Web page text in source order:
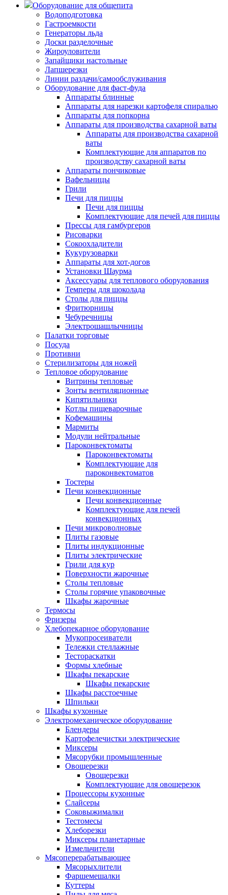
Оборудование для общепита
Водоподготовка
Гастроемкости
Генераторы льда
Доски разделочные
Жироуловители
Запайщики настольные
Лапшерезки
Линии раздачи/самообслуживания
Оборудование для фаст-фуда
Аппараты блинные
Аппараты для нарезки картофеля спиралью
Аппараты для попкорна
Аппараты для производства сахарной ваты
Аппараты для производства сахарной
ваты
Комплектующие для аппаратов по
производству сахарной ваты
Аппараты пончиковые
Вафельницы
Грили
Печи для пиццы
Печи для пиццы
Комплектующие для печей для пиццы
Прессы для гамбургеров
Рисоварки
Сокоохладители
Кукурузоварки
Аппараты для хот-догов
Установки Шаурма
Аксессуары для теплового оборудования
Темперы для шоколада
Столы для пиццы
Фритюрницы
Чебуречницы
Электрошашлычницы
Палатки торговые
Посуда
Противни
Стерилизаторы для ножей
Тепловое оборудование
Витрины тепловые
Зонты вентиляционные
Кипятильники
Котлы пищеварочные
Кофемашины
Мармиты
Модули нейтральные
Пароконвектоматы
Пароконвектоматы
Комплектующие для
пароконвектоматов
Тостеры
Печи конвекционные
Печи конвекционные
Комплектующие для печей
конвекционных
Печи микроволновые
Плиты газовые
Плиты индукционные
Плиты электрические
Грили для кур
Поверхности жарочные
Столы тепловые
Столы горячие упаковочные
Шкафы жарочные
Термосы
Фризеры
Хлебопекарное оборудование
Мукопросеиватели
Тележки стеллажные
Тестораскатки
Формы хлебные
Шкафы пекарские
Шкафы пекарские
Шкафы расстоечные
Шпильки
Шкафы кухонные
Электромеханическое оборудование
Блендеры
Картофелечистки электрические
Миксеры
Мясорубки промышленные
Овощерезки
Овощерезки
Комплектующие для овощерезок
Процессоры кухонные
Слайсеры
Соковыжималки
Тестомесы
Хлеборезки
Миксеры планетарные
Измельчители
Мясоперерабатывающее
Мясорыхлители
Фаршемешалки
Куттеры